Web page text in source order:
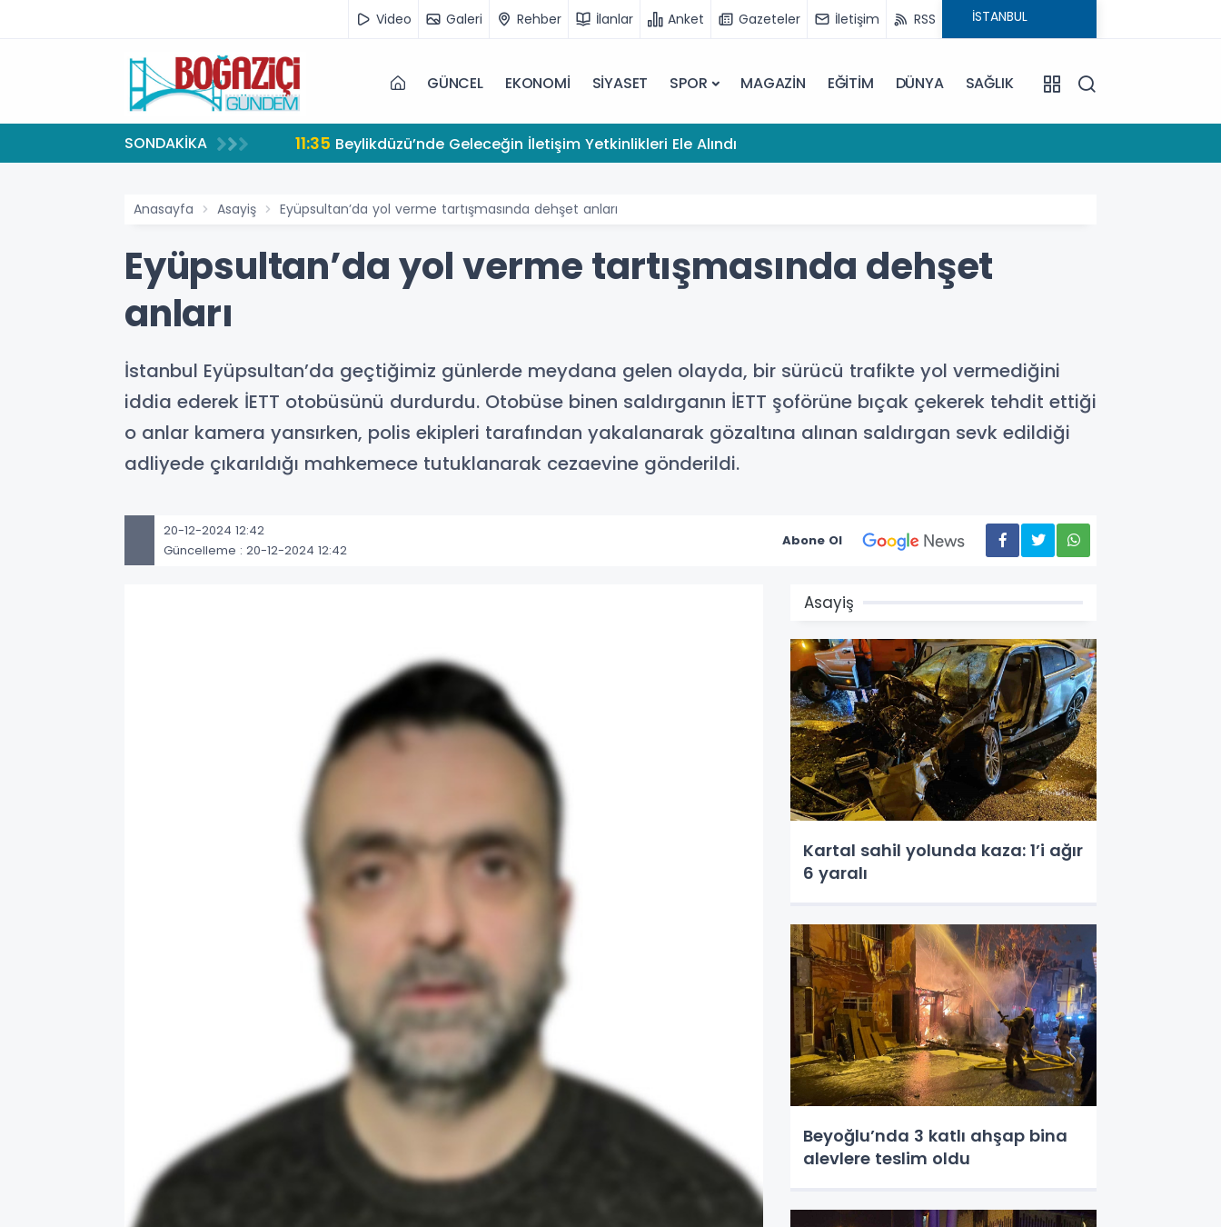
Video Galeri Rehber İlanlar Anket Gazeteler İletişim RSS
GÜNCEL EKONOMİ SİYASET SPOR MAGAZİN EĞİTİM DÜNYA SAĞLIK
SONDAKİKA 11:35 Beylikdüzü’nde Geleceğin İletişim Yetkinlikleri Ele Alındı
Anasayfa Asayiş Eyüpsultan’da yol verme tartışmasında dehşet anları
Eyüpsultan’da yol verme tartışmasında dehşet
anları
İstanbul Eyüpsultan’da geçtiğimiz günlerde meydana gelen olayda, bir sürücü trafikte yol vermediğini
iddia ederek İETT otobüsünü durdurdu. Otobüse binen saldırganın İETT şoförüne bıçak çekerek tehdit ettiği
o anlar kamera yansırken, polis ekipleri tarafından yakalanarak gözaltına alınan saldırgan sevk edildiği
adliyede çıkarıldığı mahkemece tutuklanarak cezaevine gönderildi.
20-12-2024 12:42
Güncelleme : 20-12-2024 12:42
Abone Ol
Asayiş
Kartal sahil yolunda kaza: 1’i ağır
6 yaralı
Beyoğlu’nda 3 katlı ahşap bina
alevlere teslim oldu